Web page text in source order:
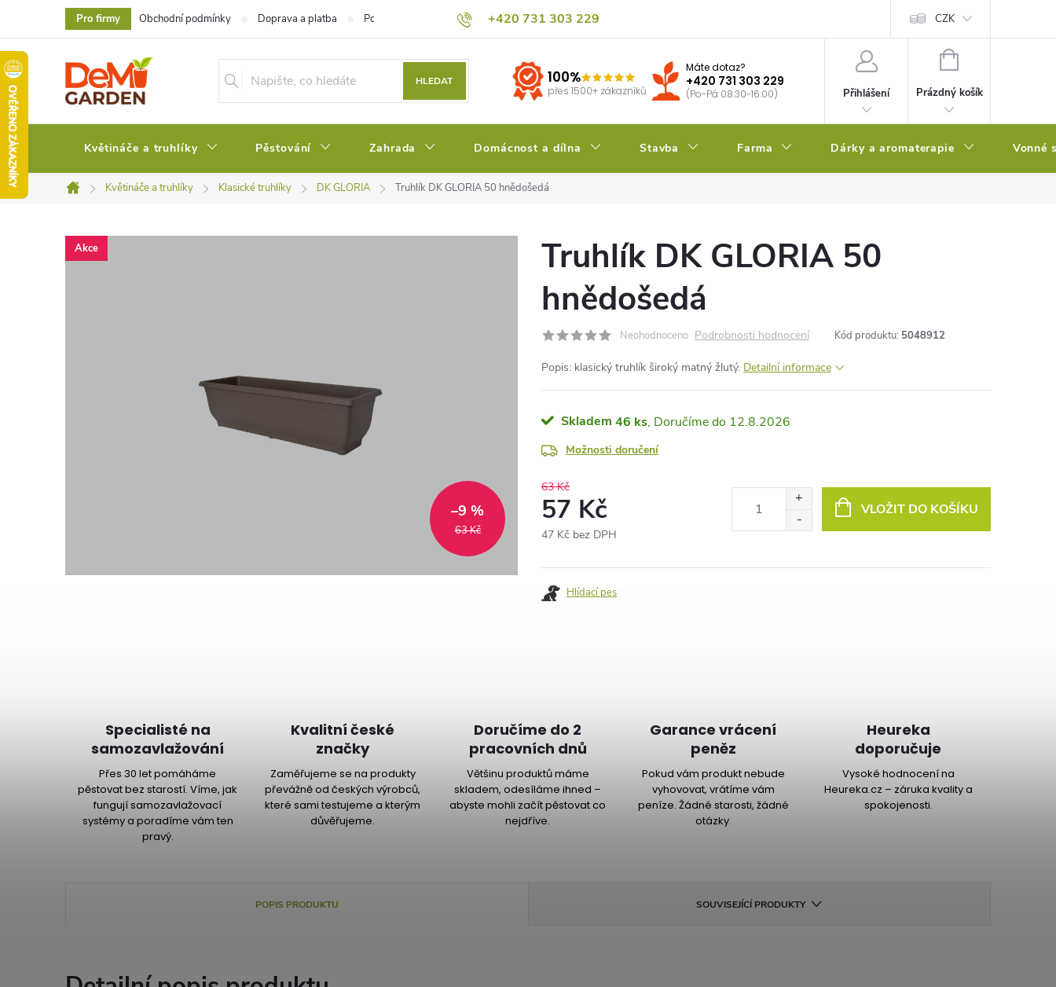
obsah
+420 731 303 229
Pro firmy Obchodní podmínky Doprava a platba Podmínky ochrany osobních údajů Pěstitelský blog CZK
HLEDAT 100%
přes 1500+ zákazníků
Máte dotaz?
+420 731 303 229
(Po-Pá 08:30-16:00) Přihlášení
NÁKUPNÍ
Prázdný košík
Květináče a truhlíky Pěstování Zahrada Domácnost a dílna Stavba Farma Dárky a aromaterapie Vonné
Domů
Květináče a truhlíky Klasické truhlíky DK GLORIA Truhlík DK GLORIA 50 hnědošedá
Akce
63 Kč
–9 %
Truhlík DK GLORIA 50
hnědošedá
Neohodnoceno Podrobnosti hodnocení Kód produktu: 5048912
Popis: klasický truhlík široký matný žlutý. Detailní informace
Skladem 46 ks 12.8.2026
Možnosti doručení
63 Kč
57 Kč
47 Kč bez DPH
cena:
VLOŽIT DO KOŠÍKU
Hlídací pes
Specialisté na
samozavlažování
Přes 30 let pomáháme
pěstovat bez starostí. Víme, jak
fungují samozavlažovací
systémy a poradíme vám ten
pravý.
Kvalitní české
značky
Zaměřujeme se na produkty
převážně od českých výrobců,
které sami testujeme a kterým
důvěřujeme.
Doručíme do 2
pracovních dnů
Většinu produktů máme
skladem, odesíláme ihned –
abyste mohli začít pěstovat co
nejdříve.
Garance vrácení
peněz
Pokud vám produkt nebude
vyhovovat, vrátíme vám
peníze. Žádné starosti, žádné
otázky.
Heureka
doporučuje
Vysoké hodnocení na
Heureka.cz – záruka kvality a
spokojenosti.
POPIS PRODUKTU SOUVISEJÍCÍ PRODUKTY